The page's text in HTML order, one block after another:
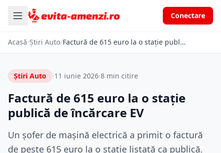
Conectare
Acasă/Știri Auto/ Factură de 615 euro la o stație publică de încărcare EV
Știri Auto ·11 iunie 2026·8 min citire
Factură de 615 euro la o stație
publică de încărcare EV
Un șofer de mașină electrică a primit o factură
de peste 615 euro la o stație listată ca publică.